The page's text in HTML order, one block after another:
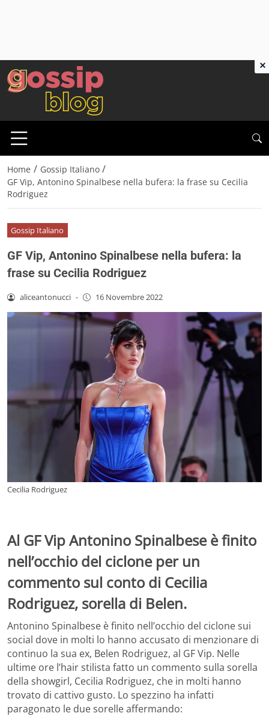
Home / Gossip Italiano /
GF Vip, Antonino Spinalbese nella bufera: la frase su Cecilia
Rodriguez
Gossip Italiano
GF Vip, Antonino Spinalbese nella bufera: la
frase su Cecilia Rodriguez
aliceantonucci - 16 Novembre 2022
Cecilia Rodriguez
Al GF Vip Antonino Spinalbese è finito
nell’occhio del ciclone per un
commento sul conto di Cecilia
Rodriguez, sorella di Belen.
Antonino Spinalbese è finito nell’occhio del ciclone sui
social dove in molti lo hanno accusato di menzionare di
continuo la sua ex, Belen Rodriguez, al GF Vip. Nelle
ultime ore l’hair stilista fatto un commento sulla sorella
della showgirl, Cecilia Rodriguez, che in molti hanno
trovato di cattivo gusto. Lo spezzino ha infatti
paragonato le due sorelle affermando:
×